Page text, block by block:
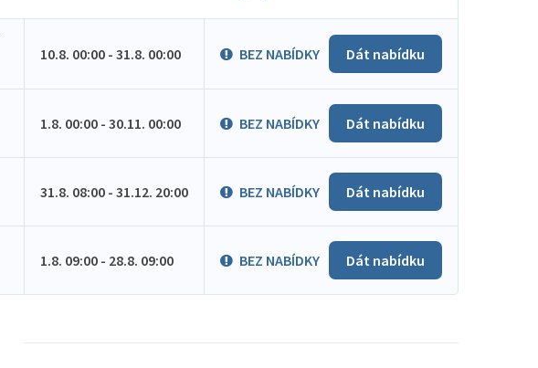
10.8. 00:00 - 31.8. 00:00 BEZ NABÍDKY Dát nabídku
1.8. 00:00 - 30.11. 00:00 BEZ NABÍDKY Dát nabídku
31.8. 08:00 - 31.12. 20:00 BEZ NABÍDKY Dát nabídku
1.8. 09:00 - 28.8. 09:00 BEZ NABÍDKY Dát nabídku